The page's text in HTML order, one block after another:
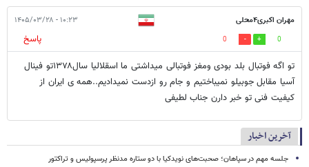
مهران اکبری۴محلی ۱۰:۲۳ - ۱۴۰۵/۰۳/۲۸
0
0
پاسخ
تو اگه فوتبال بلد بودی ومغز فوتبالی میداشتی ما اسقلالیا سال۱۳۷۸تو فینال
آسیا مقابل جوبیلو نمیباختیم و جام رو ازدست نمیدادیم..همه ی ایران از
کیفیت فنی تو خبر دارن جناب لطیفی
آخرین اخبار
جلسه مهم در سپاهان؛ صحبت‌های نویدکیا با دو ستاره مدنظر پرسپولیس و تراکتور